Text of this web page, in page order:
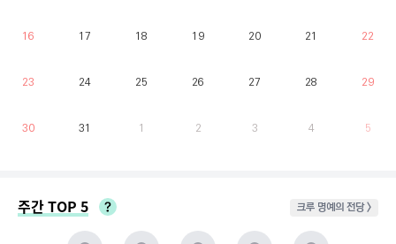
16 17 18 19 20 21 22
23 24 25 26 27 28 29
30 31 1 2 3 4 5
주간 TOP 5 크루 명예의 전당 >
매주 월요일부터 일요일까지 가장 클라이밍 시간이 많은 유저를 실시간으로 반영.
동점자 처리방식 : 클라이밍 횟수가 많은 순